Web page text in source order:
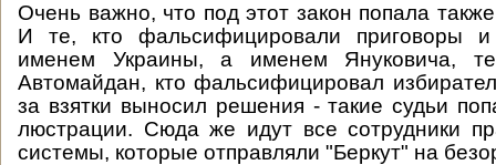
Очень важно, что под этот закон попала
И те, кто фальсифицировали приговоры
именем Украины, а именем Януковича,
Автомайдан, кто фальсифицировал
за взятки выносил решения - такие судьи
люстрации. Сюда же идут все сотрудники
системы, которые отправляли "Беркут" на